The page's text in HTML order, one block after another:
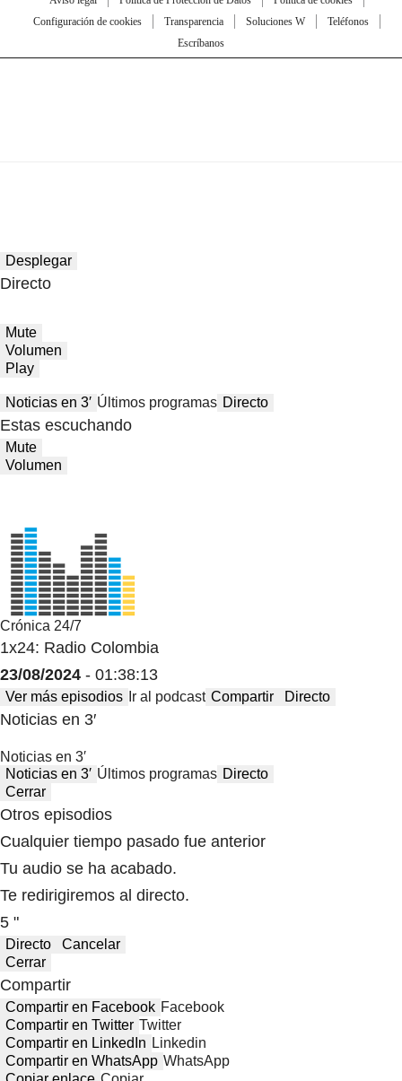
Configuración de cookies
Transparencia Soluciones W
Teléfonos
Escríbanos
Desplegar
Directo
Mute
Volumen
Play
Noticias en 3′ Últimos programas Directo
Estas escuchando
Mute
Volumen
Crónica 24/7
1x24: Radio Colombia
23/08/2024 - 01:38:13
Ver más episodios Ir al podcast Compartir Directo
Noticias en 3′
Noticias en 3′
Noticias en 3′ Últimos programas Directo
Cerrar
Otros episodios
Cualquier tiempo pasado fue anterior
Tu audio se ha acabado.
Te redirigiremos al directo.
5 "
Directo
Cancelar
Cerrar
Compartir
Compartir en Facebook Facebook
Compartir en Twitter Twitter
Compartir en LinkedIn Linkedin
Compartir en WhatsApp WhatsApp